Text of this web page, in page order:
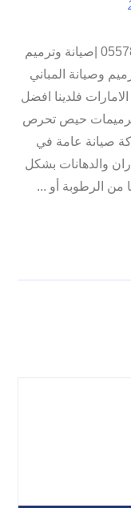
شركة صيانة عامة في ابوظبي |0557821580 |صيانة وترميم
وصيانة المباني
فلدينا افضل
الترميمات حيص تحرص
صيانة عامة في
والدهانات بشكل
الرطوبة أو ...